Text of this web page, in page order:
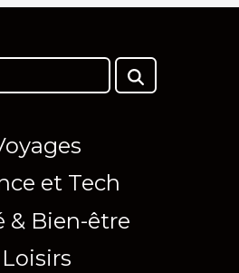
et Tech
& Bien-être
Loisirs